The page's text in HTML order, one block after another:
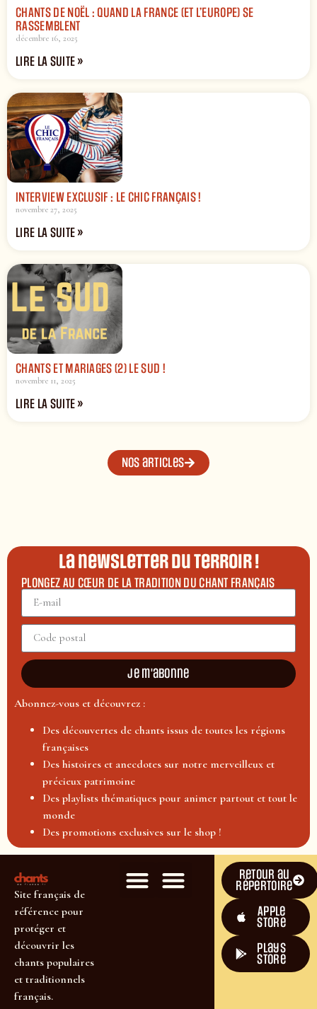
CHANTS DE NOËL : QUAND LA FRANCE (ET L’EUROPE) SE
RASSEMBLENT
décembre 16, 2025
LIRE LA SUITE »
INTERVIEW EXCLUSIF : LE CHIC FRANÇAIS !
novembre 27, 2025
LIRE LA SUITE »
CHANTS ET MARIAGES (2) LE SUD !
novembre 11, 2025
LIRE LA SUITE »
Nos articles
La newsletter du terroir !
PLONGEZ AU CŒUR DE LA TRADITION DU CHANT FRANÇAIS
Je m'abonne
Abonnez-vous et découvrez :
Des découvertes de chants issus de toutes les régions
françaises
Des histoires et anecdotes sur notre merveilleux et
précieux patrimoine
Des playlists thématiques pour animer partout et tout le
monde
Des promotions exclusives sur le shop !
Site français de
référence pour
protéger et
découvrir les
chants populaires
et traditionnels
français.
Retour au
répertoire
Apple
Store
plays
store